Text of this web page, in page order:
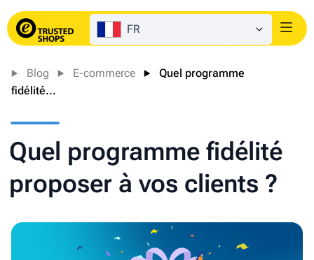
FR Login
Blog E-commerce
Quel programme
fidélité...
Quel programme fidélité
proposer à vos clients ?